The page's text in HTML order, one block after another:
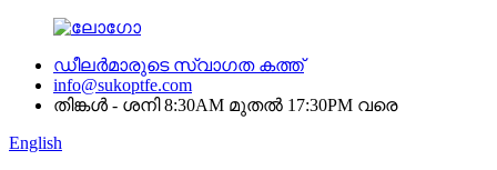
ഡീലർമാരുടെ സ്വാഗത കത്ത്
info@sukoptfe.com
തിങ്കൾ - ശനി 8:30AM മുതൽ 17:30PM വരെ
English